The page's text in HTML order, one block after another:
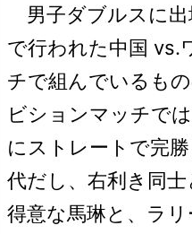
男子ダブルスに出
で行われた中国 vs.
チで組んでいるも
ビションマッチで
にストレートで完
代だし、右利き同
得意な馬琳と、ラ